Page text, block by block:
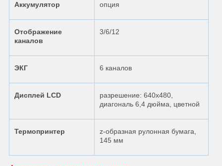
Аккумулятор опция
Отображение
каналов
3/6/12
ЭКГ 6 каналов
Дисплей LCD
разрешение: 640х480,
диагональ 6,4 дюйма, цветной
Термопринтер
z-образная рулонная бумага,
145 мм